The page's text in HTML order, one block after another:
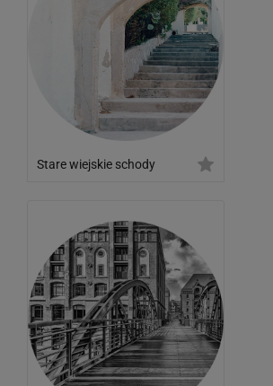
Stare wiejskie schody